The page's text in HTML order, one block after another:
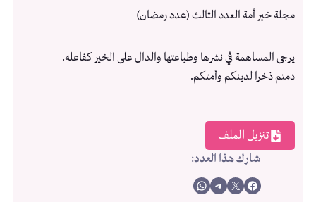
مجلة خير أمة العدد الثالث (عدد رمضان)
يرجى المساهمة في نشرها وطباعتها والدال على الخير كفاعله.
دمتم ذخرا لدينكم وأمتكم.
تنزيل الملف
شارك هذا العدد:
Share on Facebook
Share on X
Share on Telegram
Share on WhatsApp